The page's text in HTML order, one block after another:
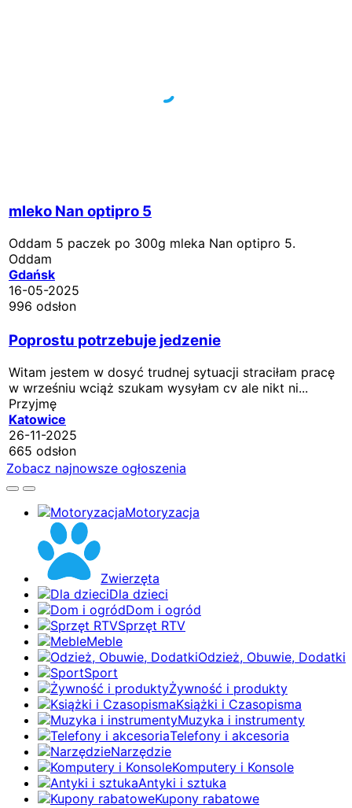
mleko Nan optipro 5
Oddam 5 paczek po 300g mleka Nan optipro 5.
Oddam
Gdańsk
16-05-2025
996 odsłon
Poprostu potrzebuje jedzenie
Witam jestem w dosyć trudnej sytuacji straciłam pracę
w wrześniu wciąż szukam wysyłam cv ale nikt ni...
Przyjmę
Katowice
26-11-2025
665 odsłon
Zobacz najnowsze ogłoszenia
Motoryzacja
Zwierzęta
Dla dzieci
Dom i ogród
Sprzęt RTV
Meble
Odzież, Obuwie, Dodatki
Sport
Żywność i produkty
Książki i Czasopisma
Muzyka i instrumenty
Telefony i akcesoria
Narzędzie
Komputery i Konsole
Antyki i sztuka
Kupony rabatowe